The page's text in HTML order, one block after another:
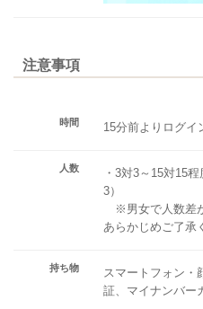
注意事項
時間 15分前よりログイ
人数
・3対3～15対15
3）
※男女で人数差
あらかじめご了承
持ち物
スマートフォン・
証、マイナンバー